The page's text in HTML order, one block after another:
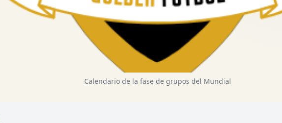
Calendario de la fase de grupos del Mundial